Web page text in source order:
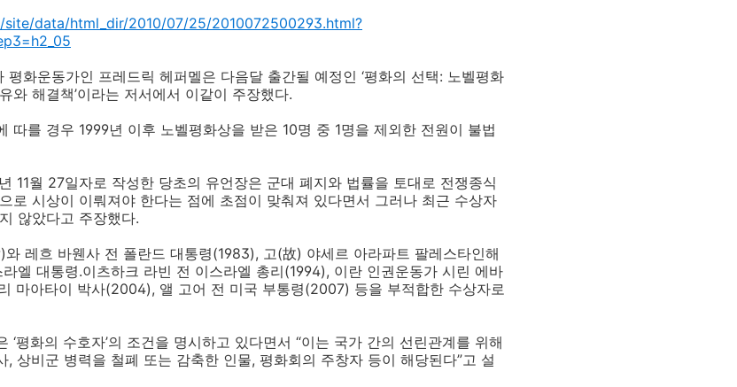
data/html_dir/2010/07/25/2010072500293.html?
화운동가인 프레드릭 헤퍼멜은 다음달 출간될 예정인 ‘평화의 선택: 노벨평화
와 해결책’이라는 저서에서 이같이 주장했다.
따를 경우 1999년 이후 노벨평화상을 받은 10명 중 1명을 제외한 전원이 불법
11월 27일자로 작성한 당초의 유언장은 군대 폐지와 법률을 토대로 전쟁종식
로 시상이 이뤄져야 한다는 점에 초점이 맞춰져 있다면서 그러나 최근 수상자
않았다고 주장했다.
레흐 바웬사 전 폴란드 대통령(1983), 고(故) 야세르 아라파트 팔레스타인해
엘 대통령.이츠하크 라빈 전 이스라엘 총리(1994), 이란 인권운동가 시린 에바
마아타이 박사(2004), 앨 고어 전 미국 부통령(2007) 등을 부적합한 수상자로
평화의 수호자’의 조건을 명시하고 있다면서 “이는 국가 간의 선린관계를 위해
상비군 병력을 철폐 또는 감축한 인물, 평화회의 주창자 등이 해당된다”고 설